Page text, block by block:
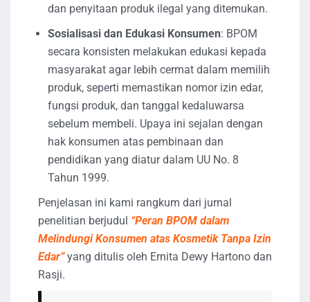
dan penyitaan produk ilegal yang ditemukan.
Sosialisasi dan Edukasi Konsumen: BPOM
secara konsisten melakukan edukasi kepada
masyarakat agar lebih cermat dalam memilih
produk, seperti memastikan nomor izin edar,
fungsi produk, dan tanggal kedaluwarsa
sebelum membeli. Upaya ini sejalan dengan
hak konsumen atas pembinaan dan
pendidikan yang diatur dalam UU No. 8
Tahun 1999.
Penjelasan ini kami rangkum dari jurnal
penelitian berjudul “Peran BPOM dalam
Melindungi Konsumen atas Kosmetik Tanpa Izin
Edar”yang ditulis oleh Ernita Dewy Hartono dan
Rasji.